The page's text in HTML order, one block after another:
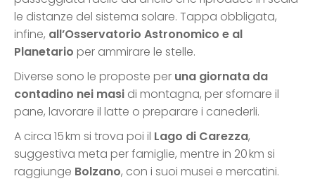
le distanze del sistema solare. Tappa obbligata,
infine, all’Osservatorio Astronomico e al
Planetario per ammirare le stelle.
Diverse sono le proposte per una giornata da
contadino nei masi di montagna, per sfornare il
pane, lavorare il latte o preparare i canederli.
A circa 15 km si trova poi il Lago di Carezza,
suggestiva meta per famiglie, mentre in 20 km si
raggiunge Bolzano, con i suoi musei e mercatini.